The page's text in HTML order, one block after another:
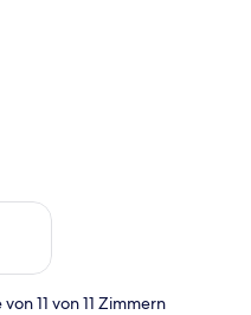
Wochenende, Aug.
11 von 11 Zimmern